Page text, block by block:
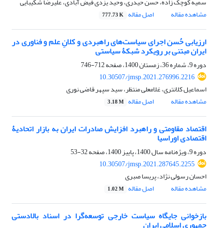
مشاهده مقاله
اصل مقاله 777.73 K
ارزیابی حُسن اجرای سیاست‌‎های راهبردی و کلانِ علم و فناوری در
ایران مبتنی بر رویکرد شبکۀ سیاستی
دوره 9، شماره 36، زمستان 1400، صفحه
712-746
10.30507/jmsp.2021.276996.2216
اسماعیل کلانتری، غلامعلی منتظر، سید سپهر قاضی نوری
مشاهده مقاله
اصل مقاله 3.18 M
اقتصاد مقاومتی و راهبرد افزایش صادرات ایران به بازار اتحادیۀ
اقتصادی اوراسیا
دوره 9، ویژه‌نامه سال 1400، پاییز 1400، صفحه
32-53
10.30507/jmsp.2021.287645.2255
احسان رسولی نژاد، پریسا صبری
مشاهده مقاله
اصل مقاله 1.02 M
بازخوانی جایگاه سیاست خارجی توسعه‌‌گرا در اسناد بالادستی